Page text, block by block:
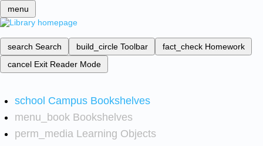
menu
search Search build_circle Toolbar fact_check Homework
cancel Exit Reader Mode
school Campus Bookshelves
menu_book Bookshelves
perm_media Learning Objects